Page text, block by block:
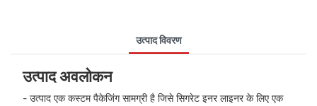
उत्पाद विवरण
उत्पाद अवलोकन
- उत्पाद एक कस्टम पैकेजिंग सामग्री है जिसे सिगरेट इनर लाइनर के लिए एक